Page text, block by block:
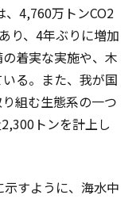
4,760万トンCO2
り、4年ぶりに増加
着実な実施や、木
る。また、我が国
組む生態系の一つ
トンを計上し
すように、海水中